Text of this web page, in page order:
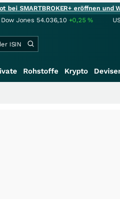
bei SMARTBROKER+ eröffnen und
Dow Jones 54.036,10 +0,25%
Rohstoffe Krypto